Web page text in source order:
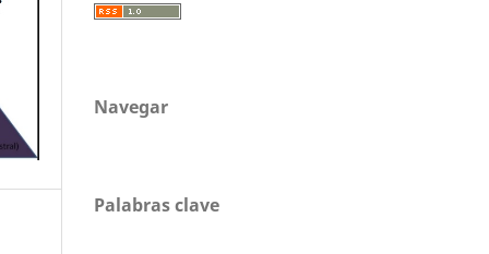
Navegar
Palabras clave